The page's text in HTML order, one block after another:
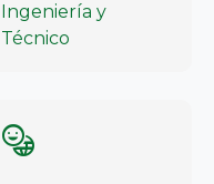
Ingeniería y
Técnico
emoji_language